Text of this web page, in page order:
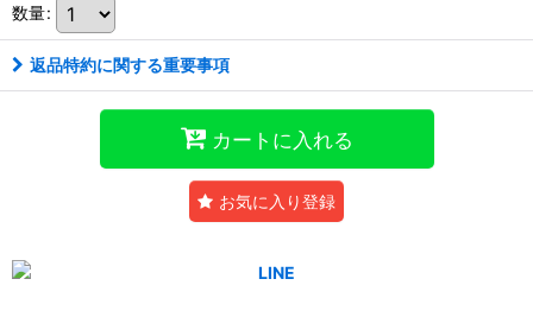
数量:
返品特約に関する重要事項
カートに入れる
お気に入り登録